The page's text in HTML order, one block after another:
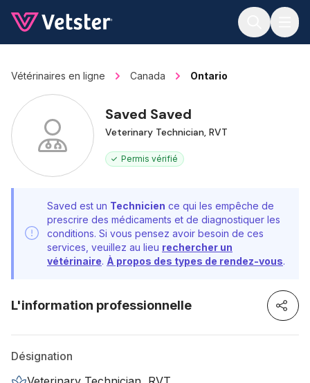
Vétérinaires en ligne Canada Ontario
Saved Saved
Veterinary Technician, RVT
Permis vérifié
Saved est un Technicien ce qui les empêche de
prescrire des médicaments et de diagnostiquer les
conditions. Si vous pensez avoir besoin de ces
services, veuillez au lieu rechercher un
vétérinaire. À propos des types de rendez-vous.
L'information professionnelle
Désignation